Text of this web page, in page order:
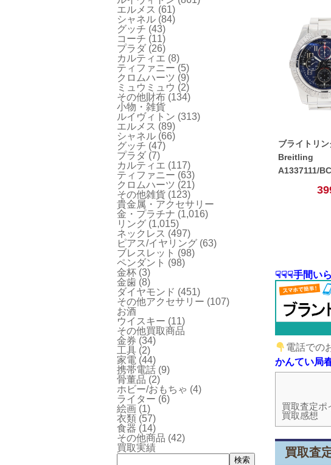
ブライトリン
Breitling
A1337111/
A13371 スー
ジャー2 メ
☟☟☟手間い
電話での
かんてい局
買取査定ポ
買取感想
買取査
エルメス (61)
シャネル (84)
グッチ (43)
コーチ (11)
プラダ (26)
カルティエ (8)
ティファニー (5)
クロムハーツ (9)
ミュウミュウ (2)
その他財布 (134)
小物・雑貨
ルイヴィトン (313)
エルメス (89)
シャネル (66)
グッチ (47)
プラダ (7)
カルティエ (117)
ティファニー (63)
クロムハーツ (21)
その他雑貨 (123)
貴金属・アクセサリー
金・プラチナ (1,016)
リング (1,015)
ネックレス (497)
ピアス/イヤリング (63)
ブレスレット (98)
ペンダント (98)
金杯 (3)
金歯 (8)
ダイヤモンド (451)
その他アクセサリー (107)
お酒
ウイスキー (11)
その他買取商品
金券 (34)
工具 (2)
家電 (44)
携帯電話 (9)
骨董品 (2)
ホビー/おもちゃ (4)
ライター (6)
絵画 (1)
衣類 (57)
食器 (14)
その他商品 (42)
買取実績
検索